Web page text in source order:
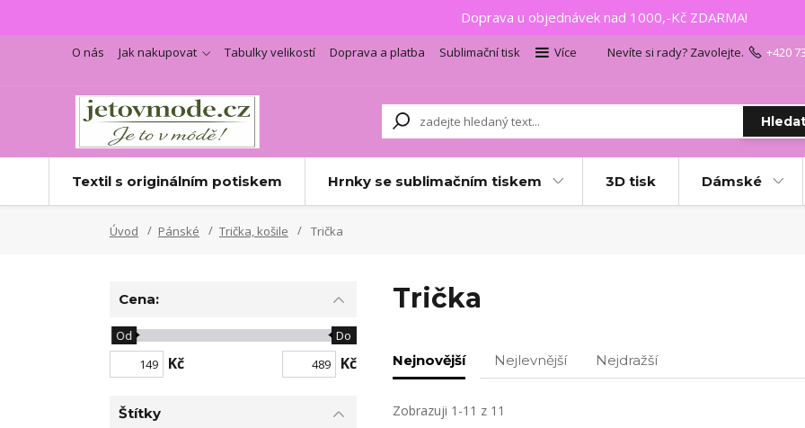
Doprava u objednávek nad 1000,-Kč ZDARMA!
O nás Jak nakupovat Tabulky velikostí Doprava a platba Sublimační tisk
Více
Nevíte si rady? Zavolejte. +420
Textil s originálním potiskem Hrnky se sublimačním tiskem 3D tisk Dámské
Úvod Pánské Trička, košile Trička
Trička
Nejnovější Nejlevnější Nejdražší
Zobrazuji 1-11 z 11
Cena:
Kč
Od Do
Kč
Štítky